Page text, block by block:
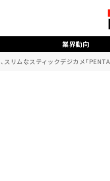
業界動向
スリムなスティックデジカメ「